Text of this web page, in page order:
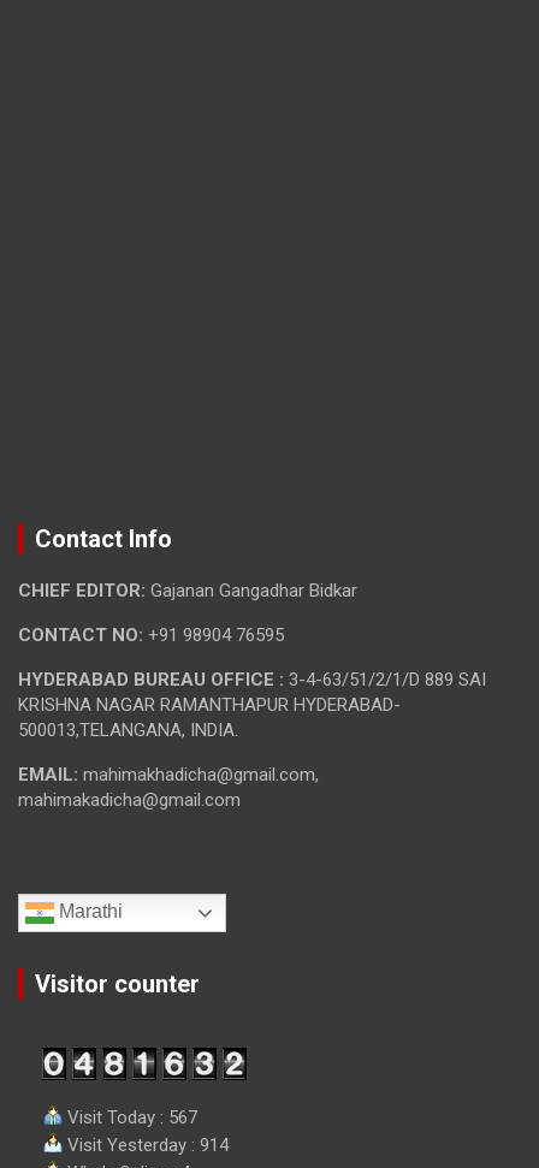
Contact Info
CHIEF EDITOR: Gajanan Gangadhar Bidkar
CONTACT NO: +91 98904 76595
HYDERABAD BUREAU OFFICE : 3-4-63/51/2/1/D 889 SAI
KRISHNA NAGAR RAMANTHAPUR HYDERABAD-
500013,TELANGANA, INDIA.
EMAIL: mahimakhadicha@gmail.com,
mahimakadicha@gmail.com
Marathi
Visitor counter
Visit Today : 567
Visit Yesterday : 914